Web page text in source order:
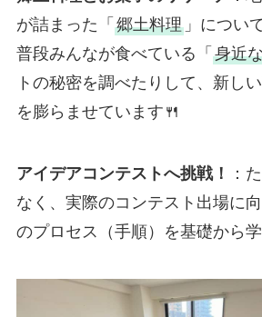
が詰まった「 郷土料理」につい
普段みんなが食べている「 身近
トの秘密を調べたりして、新し
を膨らませています🍴
アイデアコンテストへ挑戦！
：
なく、実際のコンテスト出場に
のプロセス（手順）を基礎から学